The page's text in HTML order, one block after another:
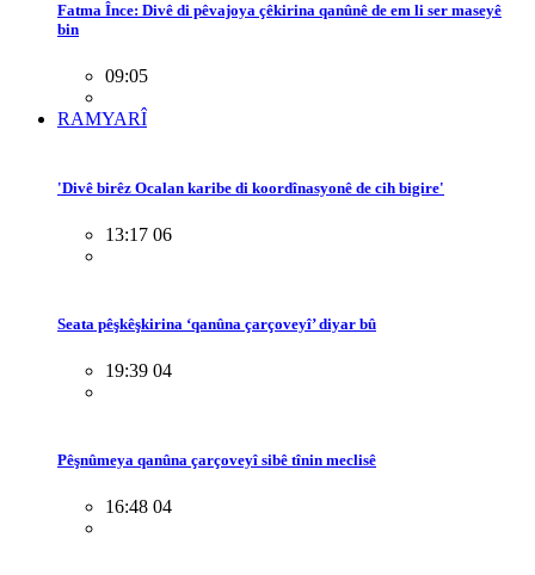
Fatma Înce: Divê di pêvajoya çêkirina qanûnê de em li ser maseyê
bin
09:05
RAMYARÎ
'Divê birêz Ocalan karibe di koordînasyonê de cih bigire'
13:17 06
Seata pêşkêşkirina ‘qanûna çarçoveyî’ diyar bû
19:39 04
Pêşnûmeya qanûna çarçoveyî sibê tînin meclisê
16:48 04